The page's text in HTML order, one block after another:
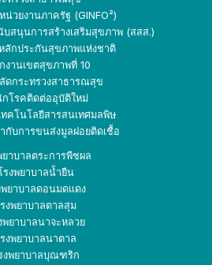
วยงานภาครัฐ (GINFO²)
สนุนการสร้างเสริมสุขภาพ (สสส.)
ลักประกันสุขภาพแห่งชาติ
งานเขตสุขภาพที่ 10
ดกระทรวงสาธารณสุข
โรคติดต่ออุบัติใหม่
คโนโลยีสารสนเทศมลพิษ
กับการขนส่งมูลฝอยติดเชื้อ
ยาบาลตระการพืชผล
รงพยาบาลน้ำยืน
พยาบาลดอนมดแดง
งพยาบาลตาลสุม
พยาบาลนาจะหลวย
งพยาบาลนาตาล
งพยาบาลบุณฑริก